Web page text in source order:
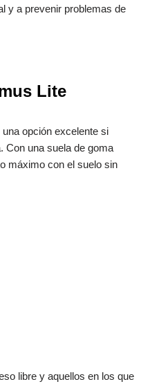
y a prevenir problemas de
Lite
opción excelente si
Con una suela de goma
máximo con el suelo sin
libre y aquellos en los que